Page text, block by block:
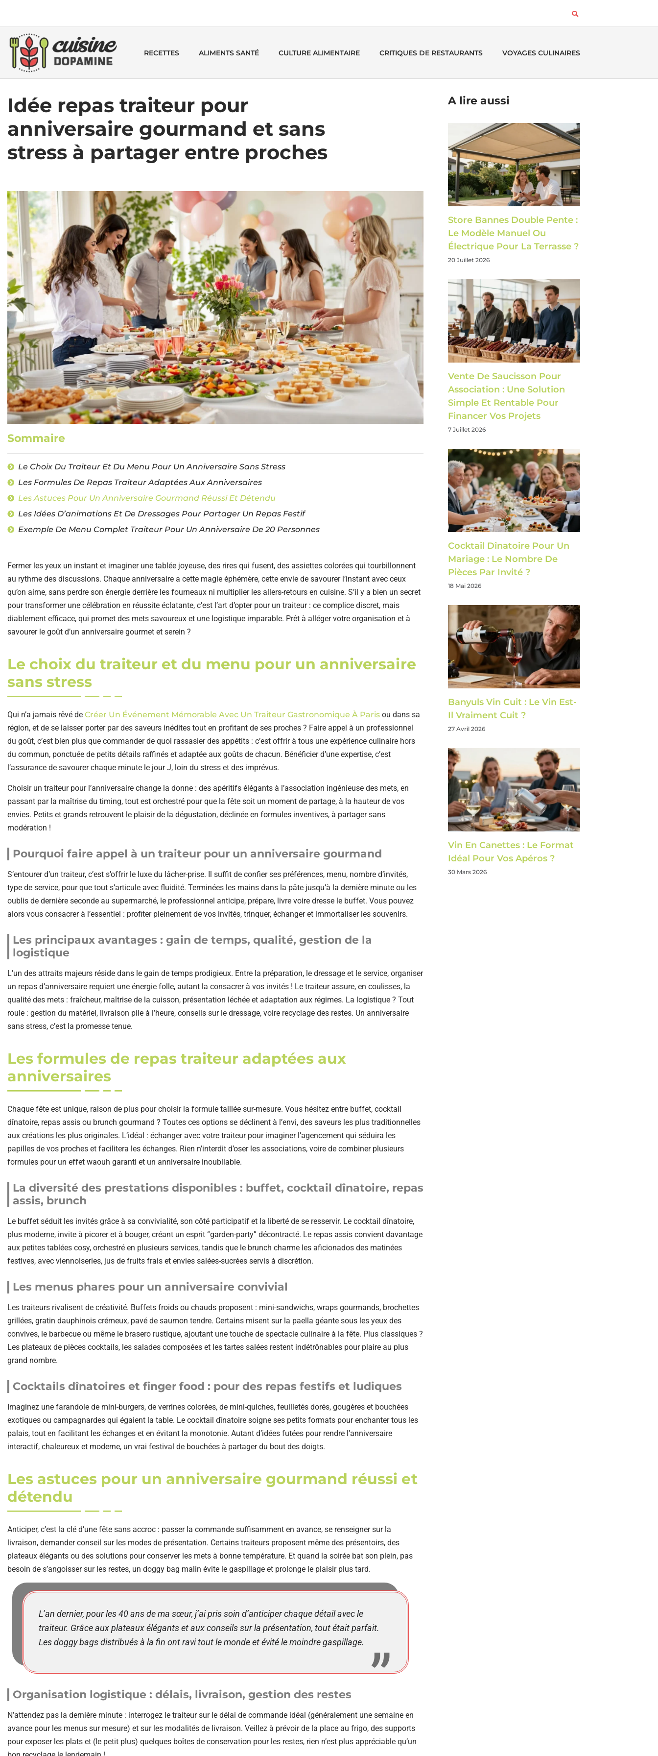
RECETTES ALIMENTS SANTÉ CULTURE ALIMENTAIRE CRITIQUES DE RESTAURANTS VOYAGES CULINAIRES
Idée repas traiteur pour
anniversaire gourmand et sans
stress à partager entre proches
Sommaire
Le Choix Du Traiteur Et Du Menu Pour Un Anniversaire Sans Stress
Les Formules De Repas Traiteur Adaptées Aux Anniversaires
Les Astuces Pour Un Anniversaire Gourmand Réussi Et Détendu
Les Idées D’animations Et De Dressages Pour Partager Un Repas Festif
Exemple De Menu Complet Traiteur Pour Un Anniversaire De 20 Personnes
Fermer les yeux un instant et imaginer une tablée joyeuse, des rires qui fusent, des assiettes colorées qui tourbillonnent
au rythme des discussions. Chaque anniversaire a cette magie éphémère, cette envie de savourer l’instant avec ceux
qu’on aime, sans perdre son énergie derrière les fourneaux ni multiplier les allers-retours en cuisine. S’il y a bien un secret
pour transformer une célébration en réussite éclatante, c’est l’art d’opter pour un traiteur : ce complice discret, mais
diablement efficace, qui promet des mets savoureux et une logistique imparable. Prêt à alléger votre organisation et à
savourer le goût d’un anniversaire gourmet et serein ?
Le choix du traiteur et du menu pour un anniversaire
sans stress
Qui n’a jamais rêvé de Créer Un Événement Mémorable Avec Un Traiteur Gastronomique À Paris ou dans sa
région, et de se laisser porter par des saveurs inédites tout en profitant de ses proches ? Faire appel à un professionnel
du goût, c’est bien plus que commander de quoi rassasier des appétits : c’est offrir à tous une expérience culinaire hors
du commun, ponctuée de petits détails raffinés et adaptée aux goûts de chacun. Bénéficier d’une expertise, c’est
l’assurance de savourer chaque minute le jour J, loin du stress et des imprévus.
Choisir un traiteur pour l’anniversaire change la donne : des apéritifs élégants à l’association ingénieuse des mets, en
passant par la maîtrise du timing, tout est orchestré pour que la fête soit un moment de partage, à la hauteur de vos
envies. Petits et grands retrouvent le plaisir de la dégustation, déclinée en formules inventives, à partager sans
modération !
Pourquoi faire appel à un traiteur pour un anniversaire gourmand
S’entourer d’un traiteur, c’est s’offrir le luxe du lâcher-prise. Il suffit de confier ses préférences, menu, nombre d’invités,
type de service, pour que tout s’articule avec fluidité. Terminées les mains dans la pâte jusqu’à la dernière minute ou les
oublis de dernière seconde au supermarché, le professionnel anticipe, prépare, livre voire dresse le buffet. Vous pouvez
alors vous consacrer à l’essentiel : profiter pleinement de vos invités, trinquer, échanger et immortaliser les souvenirs.
Les principaux avantages : gain de temps, qualité, gestion de la
logistique
L’un des attraits majeurs réside dans le gain de temps prodigieux. Entre la préparation, le dressage et le service, organiser
un repas d’anniversaire requiert une énergie folle, autant la consacrer à vos invités ! Le traiteur assure, en coulisses, la
qualité des mets : fraîcheur, maîtrise de la cuisson, présentation léchée et adaptation aux régimes. La logistique ? Tout
roule : gestion du matériel, livraison pile à l’heure, conseils sur le dressage, voire recyclage des restes. Un anniversaire
sans stress, c’est la promesse tenue.
Les formules de repas traiteur adaptées aux
anniversaires
Chaque fête est unique, raison de plus pour choisir la formule taillée sur-mesure. Vous hésitez entre buffet, cocktail
dînatoire, repas assis ou brunch gourmand ? Toutes ces options se déclinent à l’envi, des saveurs les plus traditionnelles
aux créations les plus originales. L’idéal : échanger avec votre traiteur pour imaginer l’agencement qui séduira les
papilles de vos proches et facilitera les échanges. Rien n’interdit d’oser les associations, voire de combiner plusieurs
formules pour un effet waouh garanti et un anniversaire inoubliable.
La diversité des prestations disponibles : buffet, cocktail dînatoire, repas
assis, brunch
Le buffet séduit les invités grâce à sa convivialité, son côté participatif et la liberté de se resservir. Le cocktail dînatoire,
plus moderne, invite à picorer et à bouger, créant un esprit “garden-party” décontracté. Le repas assis convient davantage
aux petites tablées cosy, orchestré en plusieurs services, tandis que le brunch charme les aficionados des matinées
festives, avec viennoiseries, jus de fruits frais et envies salées-sucrées servis à discrétion.
Les menus phares pour un anniversaire convivial
Les traiteurs rivalisent de créativité. Buffets froids ou chauds proposent : mini-sandwichs, wraps gourmands, brochettes
grillées, gratin dauphinois crémeux, pavé de saumon tendre. Certains misent sur la paella géante sous les yeux des
convives, le barbecue ou même le brasero rustique, ajoutant une touche de spectacle culinaire à la fête. Plus classiques ?
Les plateaux de pièces cocktails, les salades composées et les tartes salées restent indétrônables pour plaire au plus
grand nombre.
Cocktails dînatoires et finger food : pour des repas festifs et ludiques
Imaginez une farandole de mini-burgers, de verrines colorées, de mini-quiches, feuilletés dorés, gougères et bouchées
exotiques ou campagnardes qui égaient la table. Le cocktail dînatoire soigne ses petits formats pour enchanter tous les
palais, tout en facilitant les échanges et en évitant la monotonie. Autant d’idées futées pour rendre l’anniversaire
interactif, chaleureux et moderne, un vrai festival de bouchées à partager du bout des doigts.
Les astuces pour un anniversaire gourmand réussi et
détendu
Anticiper, c’est la clé d’une fête sans accroc : passer la commande suffisamment en avance, se renseigner sur la
livraison, demander conseil sur les modes de présentation. Certains traiteurs proposent même des présentoirs, des
plateaux élégants ou des solutions pour conserver les mets à bonne température. Et quand la soirée bat son plein, pas
besoin de s’angoisser sur les restes, un doggy bag malin évite le gaspillage et prolonge le plaisir plus tard.
L’an dernier, pour les 40 ans de ma sœur, j’ai pris soin d’anticiper chaque détail avec le
traiteur. Grâce aux plateaux élégants et aux conseils sur la présentation, tout était parfait.
Les doggy bags distribués à la fin ont ravi tout le monde et évité le moindre gaspillage.
Organisation logistique : délais, livraison, gestion des restes
N’attendez pas la dernière minute : interrogez le traiteur sur le délai de commande idéal (généralement une semaine en
avance pour les menus sur mesure) et sur les modalités de livraison. Veillez à prévoir de la place au frigo, des supports
pour exposer les plats et (le petit plus) quelques boîtes de conservation pour les restes, rien n’est plus appréciable qu’un
A lire aussi
Store Bannes Double Pente :
Le Modèle Manuel Ou
Électrique Pour La Terrasse ?
20 Juillet 2026
Vente De Saucisson Pour
Association : Une Solution
Simple Et Rentable Pour
Financer Vos Projets
7 Juillet 2026
Cocktail Dînatoire Pour Un
Mariage : Le Nombre De
Pièces Par Invité ?
18 Mai 2026
Banyuls Vin Cuit : Le Vin Est-
Il Vraiment Cuit ?
27 Avril 2026
Vin En Canettes : Le Format
Idéal Pour Vos Apéros ?
30 Mars 2026